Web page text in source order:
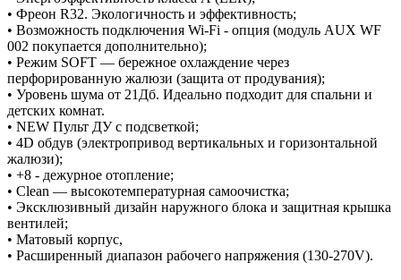
• Фреон R32. Экологичность и эффективность;
• Возможность подключения Wi-Fi - опция (модуль AUX WF
002 покупается дополнительно);
• Режим SOFT — бережное охлаждение через
перфорированную жалюзи (защита от продувания);
• Уровень шума от 21Дб. Идеально подходит для спальни и
детских комнат.
• NEW Пульт ДУ с подсветкой;
• 4D обдув (электропривод вертикальных и горизонтальной
жалюзи);
• +8 - дежурное отопление;
• Clean — высокотемпературная самоочистка;
• Эксклюзивный дизайн наружного блока и защитная крышка
вентилей;
• Матовый корпус,
• Расширенный диапазон рабочего напряжения (130-270V).